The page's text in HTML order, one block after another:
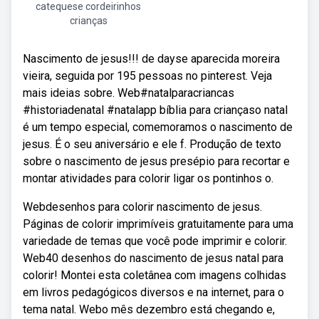
catequese cordeirinhos
crianças
Nascimento de jesus!!! de dayse aparecida moreira
vieira, seguida por 195 pessoas no pinterest. Veja
mais ideias sobre. Web#natalparacriancas
#historiadenatal #natalapp bíblia para criançaso natal
é um tempo especial, comemoramos o nascimento de
jesus. É o seu aniversário e ele f. Produção de texto
sobre o nascimento de jesus presépio para recortar e
montar atividades para colorir ligar os pontinhos o.
Webdesenhos para colorir nascimento de jesus.
Páginas de colorir imprimíveis gratuitamente para uma
variedade de temas que você pode imprimir e colorir.
Web40 desenhos do nascimento de jesus natal para
colorir! Montei esta coletânea com imagens colhidas
em livros pedagógicos diversos e na internet, para o
tema natal. Webo mês dezembro está chegando e,